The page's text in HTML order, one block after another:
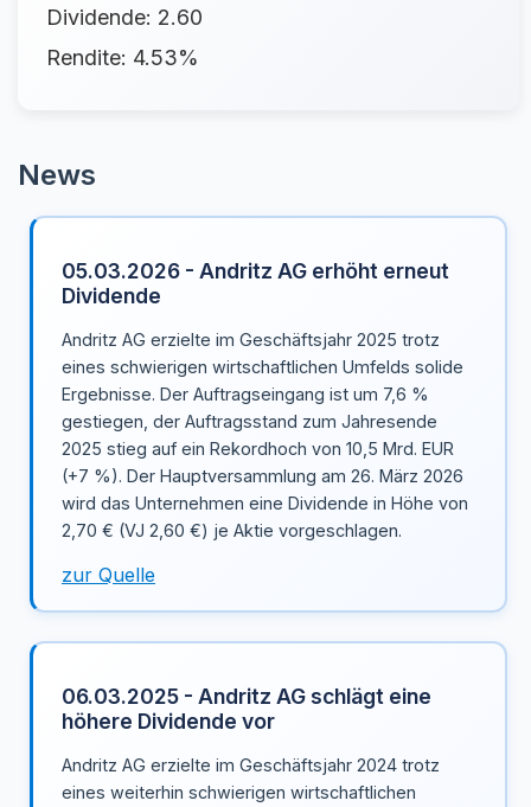
Dividende: 2.60
Rendite: 4.53%
News
05.03.2026 - Andritz AG erhöht erneut
Dividende
Andritz AG erzielte im Geschäftsjahr 2025 trotz
eines schwierigen wirtschaftlichen Umfelds solide
Ergebnisse. Der Auftragseingang ist um 7,6 %
gestiegen, der Auftragsstand zum Jahresende
2025 stieg auf ein Rekordhoch von 10,5 Mrd. EUR
(+7 %). Der Hauptversammlung am 26. März 2026
wird das Unternehmen eine Dividende in Höhe von
2,70 € (VJ 2,60 €) je Aktie vorgeschlagen.
zur Quelle
06.03.2025 - Andritz AG schlägt eine
höhere Dividende vor
Andritz AG erzielte im Geschäftsjahr 2024 trotz
eines weiterhin schwierigen wirtschaftlichen